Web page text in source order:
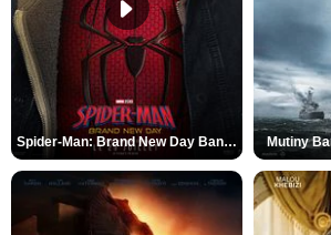
Spider-Man: Brand New Day Bande-annonce VO STFR Mutiny